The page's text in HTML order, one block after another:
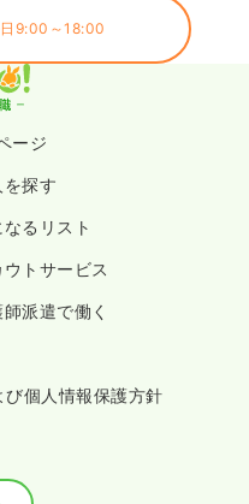
9:00～18:00
ージ
を探す
るリスト
ウトサービス
派遣で働く
個人情報保護方針